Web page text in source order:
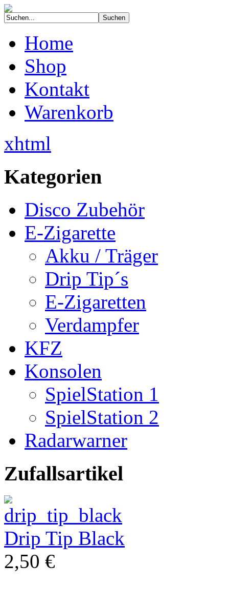
Home
Shop
Kontakt
Warenkorb
xhtml
Kategorien
Disco Zubehör
E-Zigarette
Akku / Träger
Drip Tip´s
E-Zigaretten
Verdampfer
KFZ
Konsolen
SpielStation 1
SpielStation 2
Radarwarner
Zufallsartikel
Drip Tip Black
2,50 €